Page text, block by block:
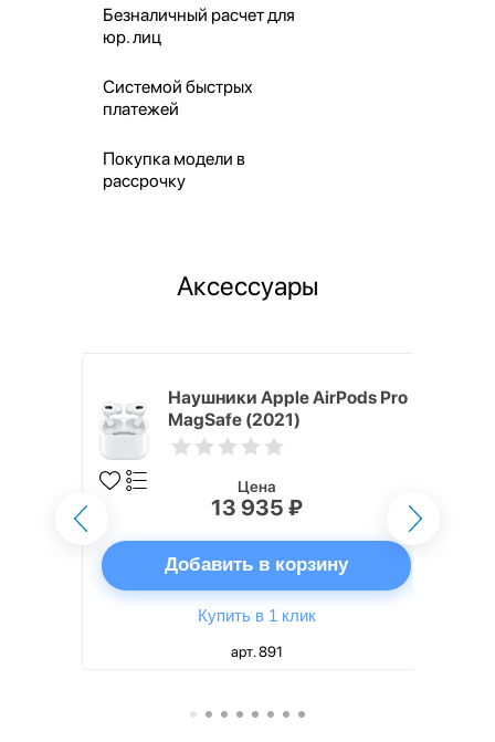
Безналичный расчет для
юр. лиц
Системой быстрых
платежей
Покупка модели в
рассрочку
Аксессуары
Наушники Apple AirPods Pro
MagSafe (2021)
Цена
13 935 ₽
Добавить в корзину
Купить в 1 клик
арт. 891